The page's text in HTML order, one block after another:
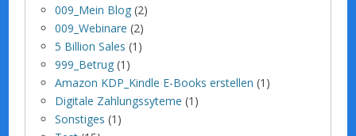
009_Mein Blog (2)
009_Webinare (2)
5 Billion Sales (1)
999_Betrug (1)
Amazon KDP_Kindle E-Books erstellen (1)
Digitale Zahlungssyteme (1)
Sonstiges (1)